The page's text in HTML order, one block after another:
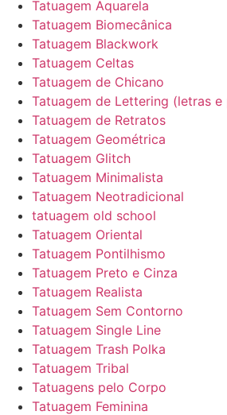
Tatuagem Aquarela
Tatuagem Biomecânica
Tatuagem Blackwork
Tatuagem Celtas
Tatuagem de Chicano
Tatuagem de Lettering (letras e
Tatuagem de Retratos
Tatuagem Geométrica
Tatuagem Glitch
Tatuagem Minimalista
Tatuagem Neotradicional
tatuagem old school
Tatuagem Oriental
Tatuagem Pontilhismo
Tatuagem Preto e Cinza
Tatuagem Realista
Tatuagem Sem Contorno
Tatuagem Single Line
Tatuagem Trash Polka
Tatuagem Tribal
Tatuagens pelo Corpo
Tatuagem Feminina